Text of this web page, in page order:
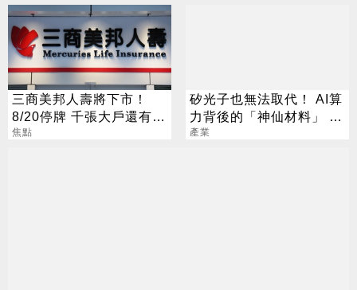
三商美邦人壽將下市！
8/20停牌 千張大戶還有
252人
焦點
矽光子也無法取代！ AI算
力背後的「神仙材料」 這
幾家默默爆賺
產業